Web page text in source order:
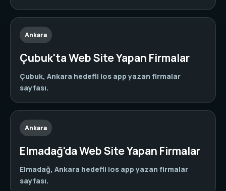
Ankara
Çubuk'ta Web Site Yapan Firmalar
Çubuk, Ankara hedefli ios app yazan firmalar
sayfası.
Ankara
Elmadağ'da Web Site Yapan Firmalar
Elmadağ, Ankara hedefli ios app yazan firmalar
sayfası.